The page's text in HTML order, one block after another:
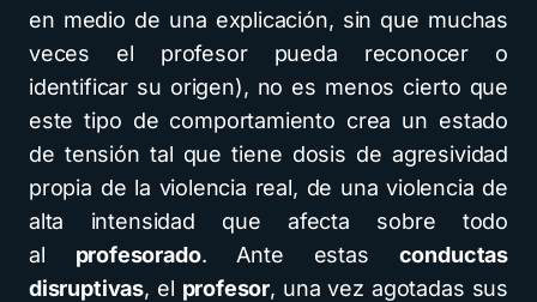
en medio de una explicación, sin que muchas
veces el profesor pueda reconocer o
identificar su origen), no es menos cierto que
este tipo de comportamiento crea un estado
de tensión tal que tiene dosis de agresividad
propia de la violencia real, de una violencia de
alta intensidad que afecta sobre todo
al profesorado. Ante estas conductas
disruptivas, el profesor, una vez agotadas sus